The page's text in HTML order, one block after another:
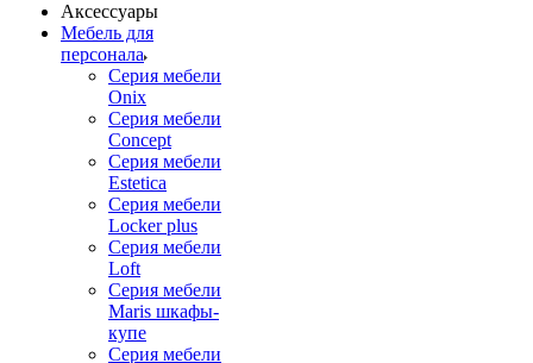
Аксессуары
Мебель для
персонала
Серия мебели
Onix
Серия мебели
Concept
Серия мебели
Estetica
Серия мебели
Locker plus
Серия мебели
Loft
Серия мебели
Maris шкафы-
купе
Серия мебели